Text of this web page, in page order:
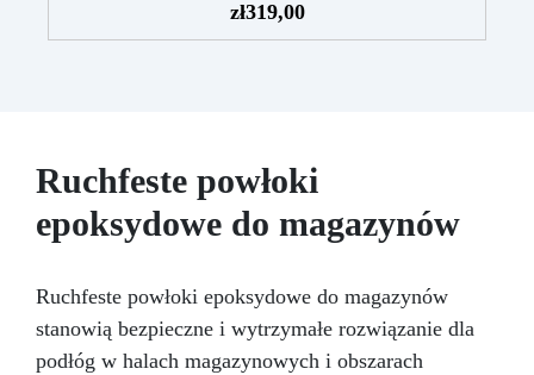
Łatwy w aplikacji: Szczegółowe instrukcje
zapewniają doskonałe rezultaty, nawet bez
naprawczych, w zaledwie 24 godziny.
Wszechstronny i personalizowany: Nadaje się
do betonu, cementu, starych nawierzchni i
ziemi utwardzonej (po wcześniejszej
czasu: Nowoczesne żywice gwarantują
odporność na ścieranie i stabilność koloru
przez wiele lat.
zł319,00
Ruchfeste powłoki
epoksydowe do magazynów
Ruchfeste powłoki epoksydowe do magazynów
stanowią bezpieczne i wytrzymałe rozwiązanie dla
podłóg w halach magazynowych i obszarach